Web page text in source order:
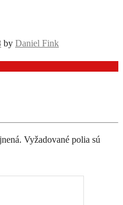
by Daniel Fink
Vyžadované polia sú